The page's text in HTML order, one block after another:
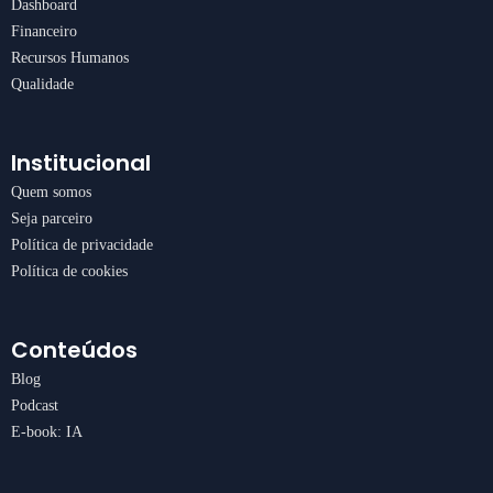
Dashboard
Financeiro
Recursos Humanos
Qualidade
Institucional
Quem somos
Seja parceiro
Política de privacidade
Política de cookies
Conteúdos
Blog
Podcast
E-book: IA